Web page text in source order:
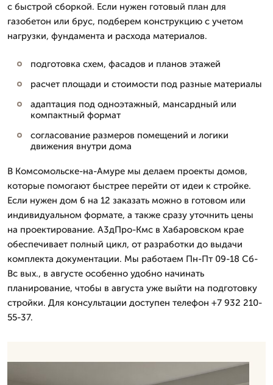
с быстрой сборкой. Если нужен готовый план для
газобетон или брус, подберем конструкцию с учетом
нагрузки, фундамента и расхода материалов.
подготовка схем, фасадов и планов этажей
расчет площади и стоимости под разные материалы
адаптация под одноэтажный, мансардный или
компактный формат
согласование размеров помещений и логики
движения внутри дома
В Комсомольске-на-Амуре мы делаем проекты домов,
которые помогают быстрее перейти от идеи к стройке.
Если нужен дом 6 на 12 заказать можно в готовом или
индивидуальном формате, а также сразу уточнить цены
на проектирование. А3дПро-Кмс в Хабаровском крае
обеспечивает полный цикл, от разработки до выдачи
комплекта документации. Мы работаем Пн-Пт 09-18 Сб-
Вс вых., в августе особенно удобно начинать
планирование, чтобы в августа уже выйти на подготовку
стройки. Для консультации доступен телефон +7 932 210-
55-37.